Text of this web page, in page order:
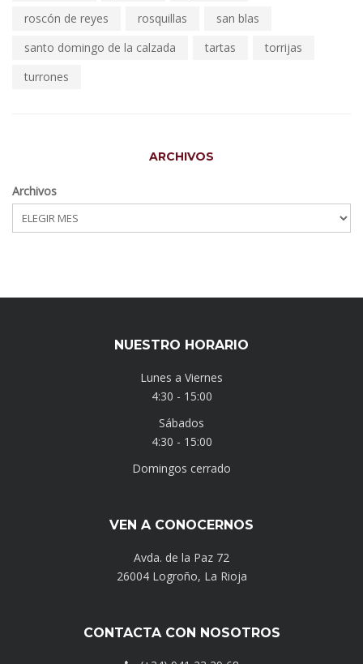
roscón de reyes
rosquillas
san blas
santo domingo de la calzada
tartas
torrijas
turrones
ARCHIVOS
Archivos
NUESTRO HORARIO
Lunes a Viernes
4:30 - 15:00
Sábados
4:30 - 15:00
Domingos cerrado
VEN A CONOCERNOS
Avda. de la Paz 72
26004 Logroño, La Rioja
CONTACTA CON NOSOTROS